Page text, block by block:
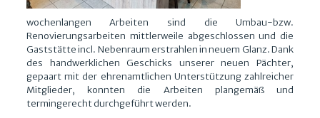
wochenlangen Arbeiten sind die Umbau-bzw.
Renovierungsarbeiten mittlerweile abgeschlossen und die
Gaststätte incl. Nebenraum erstrahlen in neuem Glanz. Dank
des handwerklichen Geschicks unserer neuen Pächter,
gepaart mit der ehrenamtlichen Unterstützung zahlreicher
Mitglieder, konnten die Arbeiten plangemäß und
termingerecht durchgeführt werden.